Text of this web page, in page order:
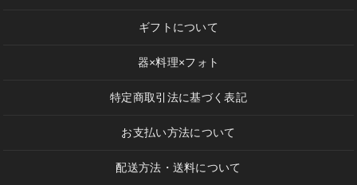
ギフトについて
器×料理×フォト
特定商取引法に基づく表記
お支払い方法について
配送方法・送料について